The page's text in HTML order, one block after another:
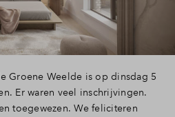
Groene Weelde is op dinsdag 5
Er waren veel inschrijvingen.
toegewezen. We feliciteren